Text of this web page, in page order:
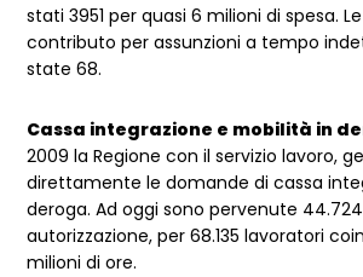
stati 3951 per quasi 6 milioni di spesa.
contributo per assunzioni a tempo
state 68.
Cassa integrazione e mobilità in
2009 la Regione con il servizio lavoro,
direttamente le domande di cassa
deroga. Ad oggi sono pervenute
autorizzazione, per 68.135 lavoratori
milioni di ore.